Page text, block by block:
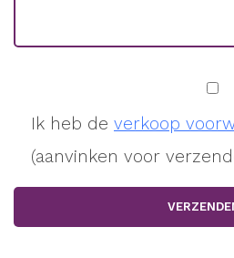
Ik heb de verkoop
(aanvinken voor